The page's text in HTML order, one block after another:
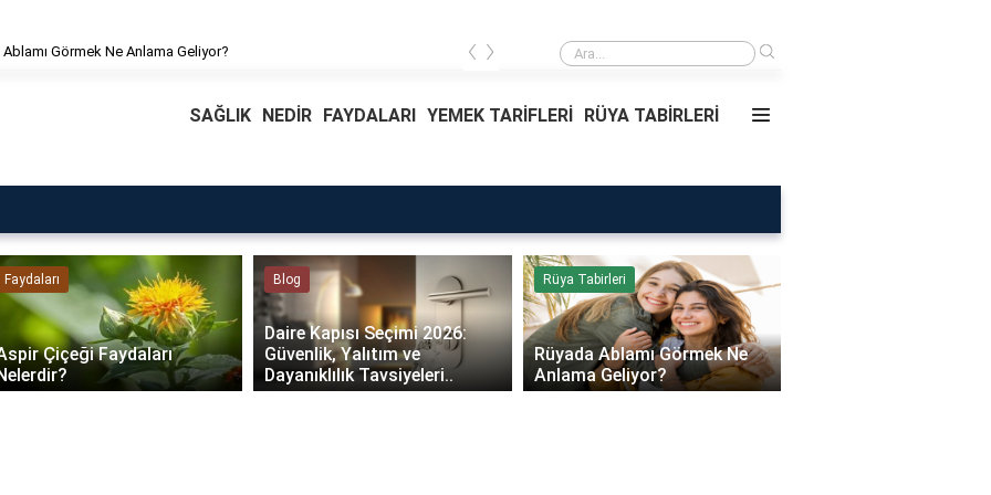
Görmek Ne Anlama Geliyor? Rüyada Ablamı Görmek Ne Anlama Geliyor?
‹ ›
SAĞLIK NEDİR FAYDALARI YEMEK TARİFLERİ RÜYA TABİRLERİ
Faydaları
Çiçeği Faydaları
Blog
Daire Kapısı Seçimi 2026:
Güvenlik, Yalıtım ve
Dayanıklılık Tavsiyeleri..
Rüya Tabirleri
Rüyada Ablamı Görmek Ne
Anlama Geliyor?